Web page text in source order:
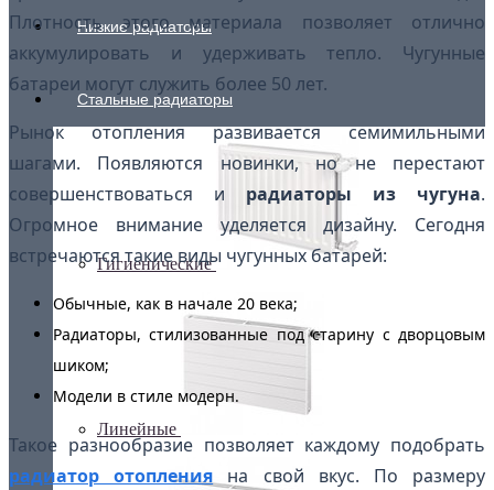
Низкие радиаторы
Стальные радиаторы
Гигиенические
Линейные
Плотность этого материала позволяет отлично
аккумулировать и удерживать тепло. Чугунные
батареи могут служить более 50 лет.
Рынок отопления развивается семимильными
шагами. Появляются новинки, но не перестают
совершенствоваться и радиаторы из чугуна.
Огромное внимание уделяется дизайну. Сегодня
встречаются такие виды чугунных батарей:
Обычные, как в начале 20 века;
Радиаторы, стилизованные под старину с дворцовым
шиком;
Модели в стиле модерн.
Такое разнообразие позволяет каждому подобрать
радиатор отопления на свой вкус. По размеру